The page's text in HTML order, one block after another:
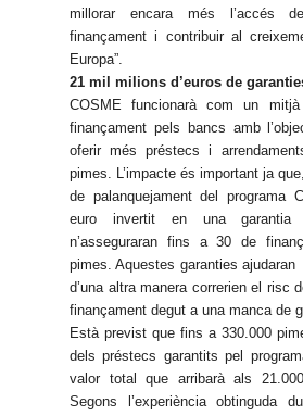
millorar encara més l’accés
finançament i contribuir al
Europa”.
21 mil milions d’euros de
COSME funcionarà com un
finançament pels bancs amb
oferir més préstecs i
pimes. L’impacte és important ja
de palanquejament del programa
euro invertit en una
n’asseguraran fins a 30 de
pimes. Aquestes garanties
d’una altra manera correrien el risc
finançament degut a una manca de
Està previst que fins a 330.000
dels préstecs garantits pel
valor total que arribarà als 21.000
Segons l’experiència obtinguda